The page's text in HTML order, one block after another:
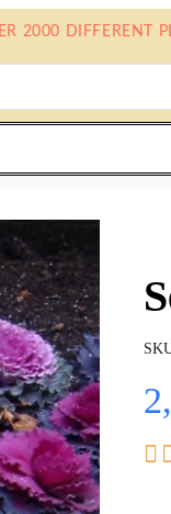
2000 DIFFERENT
